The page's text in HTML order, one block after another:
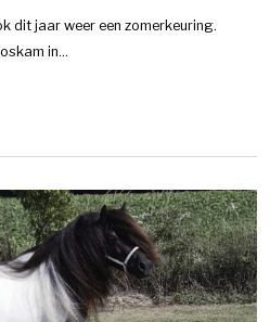
dit jaar weer een zomerkeuring.
in...